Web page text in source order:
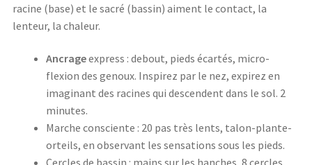
racine (base) et le sacré (bassin) aiment le contact, la
lenteur, la chaleur.
Ancrageexpress : debout, pieds écartés, micro-
flexion des genoux. Inspirez par le nez, expirez en
imaginant des racines qui descendent dans le sol. 2
minutes.
Marche consciente : 20 pas très lents, talon-plante-
orteils, en observant les sensations sous les pieds.